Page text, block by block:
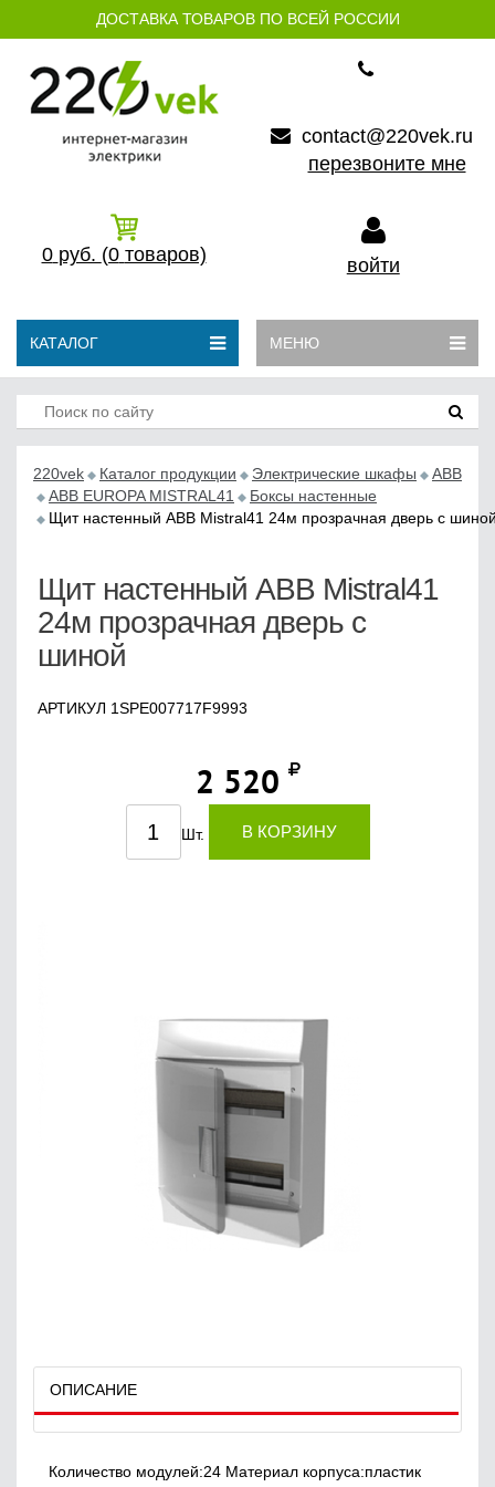
ДОСТАВКА ТОВАРОВ ПО ВСЕЙ РОССИИ
contact@220vek.ru
перезвоните мне
0 руб. (0 товаров) войти
КАТАЛОГ МЕНЮ
220vek Каталог продукции Электрические шкафы
ABB
ABB EUROPA MISTRAL41
Боксы настенные
Щит настенный ABB Mistral41 24м прозрачная дверь с
Щит настенный ABB Mistral41
24м прозрачная дверь с
шиной
АРТИКУЛ 1SPE007717F9993
2 520
Шт. В КОРЗИНУ
ОПИСАНИЕ
Количество модулей:24 Материал корпуса:пластик